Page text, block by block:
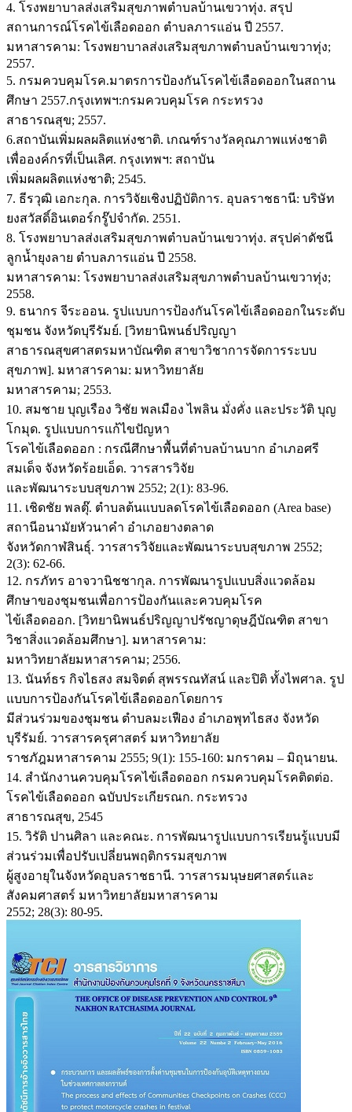
4. โรงพยาบาลส่งเสริมสุขภาพตำบลบ้านเขวาทุ่ง. สรุป
สถานการณ์โรคไข้เลือดออก ตำบลภารแอ่น ปี 2557.
มหาสารคาม: โรงพยาบาลส่งเสริมสุขภาพตำบลบ้านเขวาทุ่ง;
2557.
5. กรมควบคุมโรค.มาตรการป้องกันโรคไข้เลือดออกในสถาน
ศึกษา 2557.กรุงเทพฯ:กรมควบคุมโรค กระทรวง
สาธารณสุข; 2557.
6.สถาบันเพิ่มผลผลิตแห่งชาติ. เกณฑ์รางวัลคุณภาพแห่งชาติ
เพื่อองค์กรที่เป็นเลิศ. กรุงเทพฯ: สถาบัน
เพิ่มผลผลิตแห่งชาติ; 2545.
7. ธีรวุฒิ เอกะกุล. การวิจัยเชิงปฏิบัติการ. อุบลราชธานี: บริษัท
ยงสวัสดิ์อินเตอร์กรู๊ปจำกัด. 2551.
8. โรงพยาบาลส่งเสริมสุขภาพตำบลบ้านเขวาทุ่ง. สรุปค่าดัชนี
ลูกน้ำยุงลาย ตำบลภารแอ่น ปี 2558.
มหาสารคาม: โรงพยาบาลส่งเสริมสุขภาพตำบลบ้านเขวาทุ่ง;
2558.
9. ธนากร จีระออน. รูปแบบการป้องกันโรคไข้เลือดออกในระดับ
ชุมชน จังหวัดบุรีรัมย์. [วิทยานิพนธ์ปริญญา
สาธารณสุขศาสตรมหาบัณฑิต สาขาวิชาการจัดการระบบ
สุขภาพ]. มหาสารคาม: มหาวิทยาลัย
มหาสารคาม; 2553.
10. สมชาย บุญเรือง วิชัย พลเมือง ไพลิน มั่งคั่ง และประวัติ บุญ
โกมุด. รูปแบบการแก้ไขปัญหา
โรคไข้เลือดออก : กรณีศึกษาพื้นที่ตำบลบ้านบาก อำเภอศรี
สมเด็จ จังหวัดร้อยเอ็ด. วารสารวิจัย
และพัฒนาระบบสุขภาพ 2552; 2(1): 83-96.
11. เชิดชัย พลตุ๊. ตำบลต้นแบบลดโรคไข้เลือดออก (Area base)
สถานีอนามัยหัวนาคำ อำเภอยางตลาด
จังหวัดกาฬสินธุ์. วารสารวิจัยและพัฒนาระบบสุขภาพ 2552;
2(3): 62-66.
12. กรภัทร อาจวานิชชากุล. การพัฒนารูปแบบสิ่งแวดล้อม
ศึกษาของชุมชนเพื่อการป้องกันและควบคุมโรค
ไข้เลือดออก. [วิทยานิพนธ์ปริญญาปรัชญาดุษฎีบัณฑิต สาขา
วิชาสิ่งแวดล้อมศึกษา]. มหาสารคาม:
มหาวิทยาลัยมหาสารคาม; 2556.
13. นันท์ธร กิจไธสง สมจิตต์ สุพรรณทัสน์ และปิติ ทั้งไพศาล. รูป
แบบการป้องกันโรคไข้เลือดออกโดยการ
มีส่วนร่วมของชุมชน ตำบลมะเฟือง อำเภอพุทไธสง จังหวัด
บุรีรัมย์. วารสารครุศาสตร์ มหาวิทยาลัย
ราชภัฎมหาสารคาม 2555; 9(1): 155-160: มกราคม – มิถุนายน.
14. สำนักงานควบคุมโรคไข้เลือดออก กรมควบคุมโรคติดต่อ.
โรคไข้เลือดออก ฉบับประเกียรณก. กระทรวง
สาธารณสุข, 2545
15. วิรัติ ปานศิลา และคณะ. การพัฒนารูปแบบการเรียนรู้แบบมี
ส่วนร่วมเพื่อปรับเปลี่ยนพฤติกรรมสุขภาพ
ผู้สูงอายุในจังหวัดอุบลราชธานี. วารสารมนุษยศาสตร์และ
สังคมศาสตร์ มหาวิทยาลัยมหาสารคาม
2552; 28(3): 80-95.